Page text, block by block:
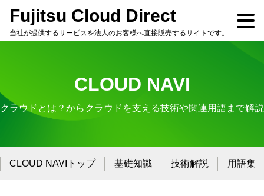
Fujitsu Cloud Direct
当社が提供するサービスを法人のお客様へ直接販売するサイトです。
CLOUD NAVI
クラウドとは？からクラウドを支える技術や関連用語まで解説
CLOUD NAVIトップ 基礎知識 技術解説 用語集